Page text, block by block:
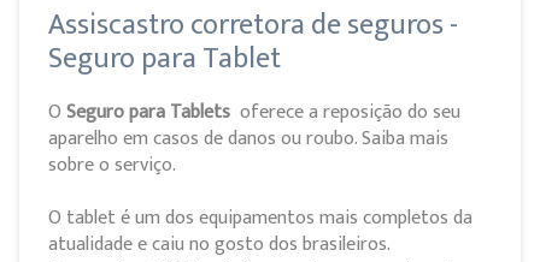
Assiscastro corretora de seguros -
Seguro para Tablet
OSeguro para Tablets oferece a reposição do seu
aparelho em casos de danos ou roubo. Saiba mais
sobre o serviço.
O tablet é um dos equipamentos mais completos da
atualidade e caiu no gosto dos brasileiros.